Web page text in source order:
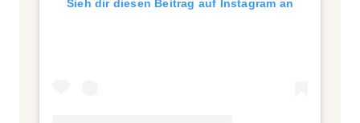
Sieh dir diesen Beitrag auf Instagram an